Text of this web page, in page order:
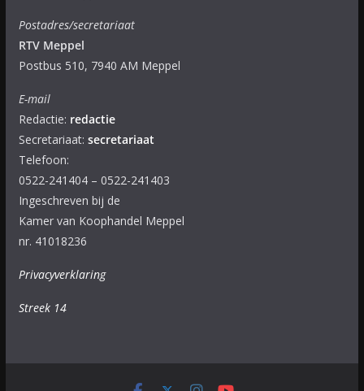
Postadres/secretariaat
RTV Meppel
Postbus 510, 7940 AM Meppel
E-mail
Redactie: redactie
Secretariaat: secretariaat
Telefoon:
0522-241404 – 0522-241403
Ingeschreven bij de
Kamer van Koophandel Meppel
nr. 41018236
Privacyverklaring
Streek 14